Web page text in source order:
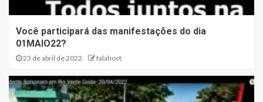
Você participará das manifestações do dia
01MAIO22?
23 de abril de 2022 falahost